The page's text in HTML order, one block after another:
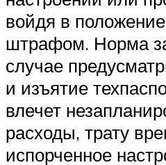
войдя в
штрафом. Норма
случае
и изъятие
влечет
расходы, трату
испорченное